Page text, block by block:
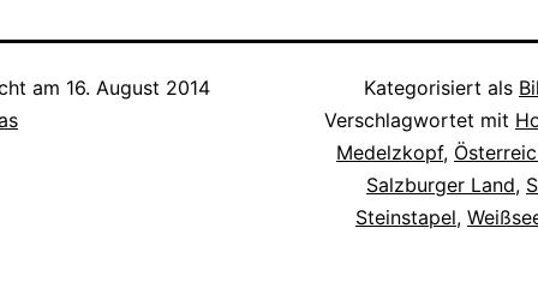
am 16. August 2014
Kategorisiert als
Verschlagwortet mit
Medelzkopf,
Salzburger Land,
Steinstapel,